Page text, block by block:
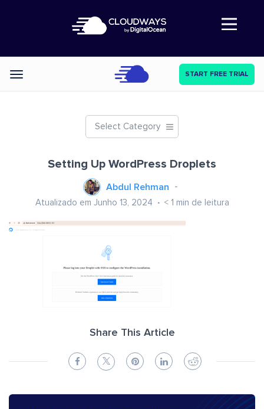
Abre a navegação
Categories START FREE TRIAL
Select Category
Setting Up WordPress Droplets
Abdul Rehman
Atualizado em Junho 13, 2024 < 1 min de leitura
Share This Article